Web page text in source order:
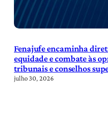
Fenajufe encaminha
equidade e combate às
tribunais e conselhos
julho 30, 2026